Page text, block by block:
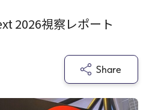
2026視察レポート
Share